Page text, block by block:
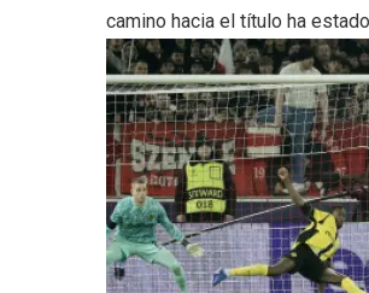
camino hacia el título ha estado